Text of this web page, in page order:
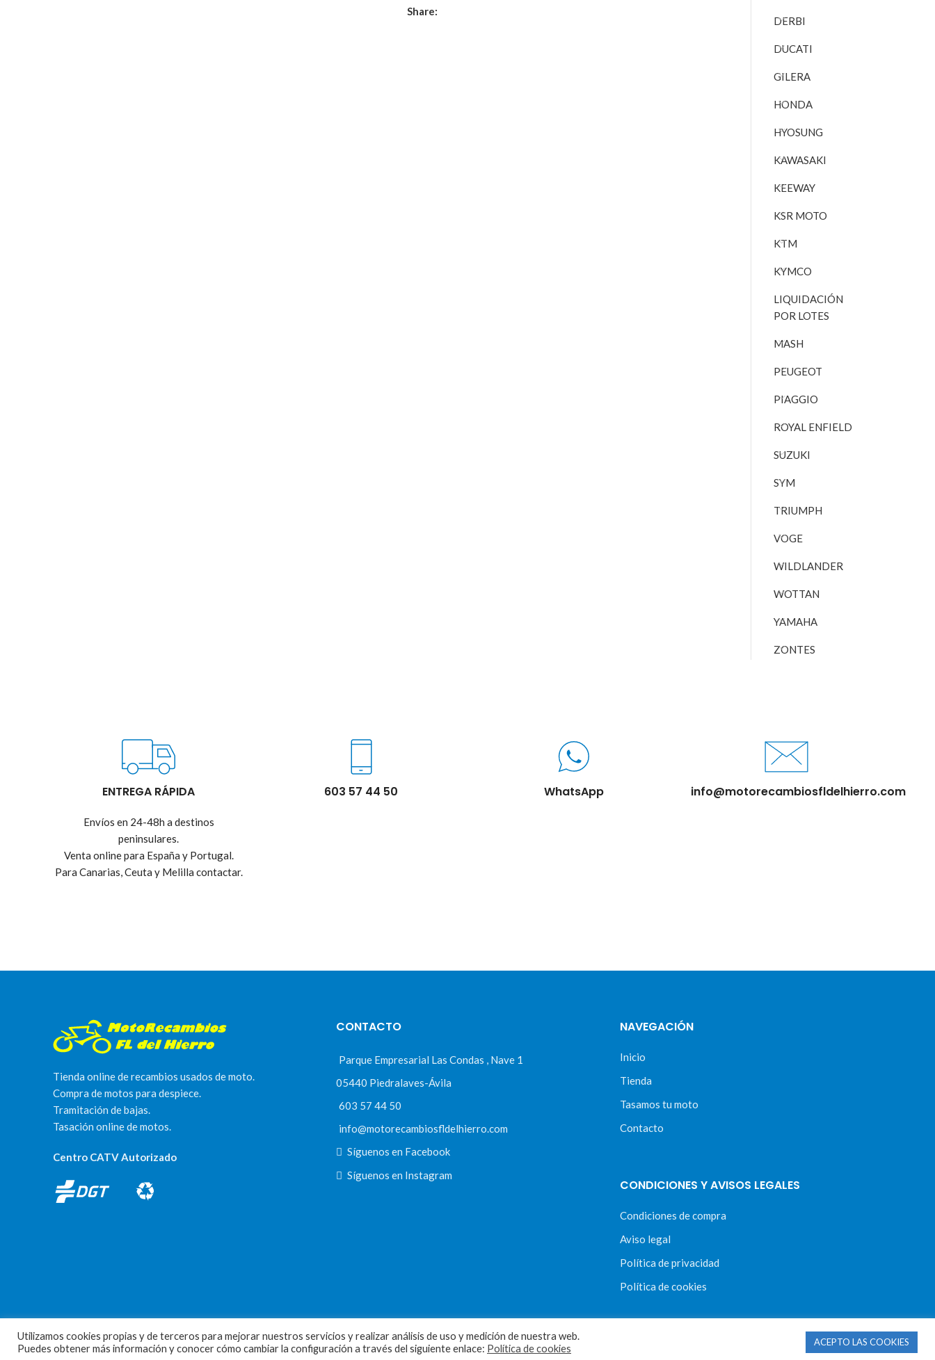
Share:
DERBI
DUCATI
GILERA
HONDA
HYOSUNG
KAWASAKI
KEEWAY
KSR MOTO
KTM
KYMCO
LIQUIDACIÓN
POR LOTES
MASH
PEUGEOT
PIAGGIO
ROYAL ENFIELD
SUZUKI
SYM
TRIUMPH
VOGE
WILDLANDER
WOTTAN
YAMAHA
ZONTES
ENTREGA RÁPIDA
Envíos en 24-48h a destinos
peninsulares.
Venta online para España y Portugal.
Para Canarias, Ceuta y Melilla contactar.
603 57 44 50 WhatsApp info@motorecambiosfldelhierro.com
Tienda online de recambios usados de moto.
Compra de motos para despiece.
Tramitación de bajas.
Tasación online de motos.
Centro CATV Autorizado
CONTACTO
Parque Empresarial Las Condas , Nave 1
05440 Piedralaves-Ávila
603 57 44 50
info@motorecambiosfldelhierro.com
Síguenos en Facebook
Síguenos en Instagram
NAVEGACIÓN
Inicio
Tienda
Tasamos tu moto
Contacto
CONDICIONES Y AVISOS LEGALES
Condiciones de compra
Aviso legal
Política de privacidad
Política de cookies
MOTORECAMBIOS FL DEL HIERRO| DISEÑO WEBHARRY SOUL
Utilizamos cookies propias y de terceros para mejorar nuestros servicios y realizar análisis de uso y medición de nuestra web.
Puedes obtener más información y conocer cómo cambiar la configuración a través del siguiente enlace: Política de cookies
ACEPTO LAS COOKIES